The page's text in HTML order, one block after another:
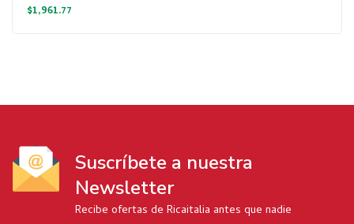
$1,961.77
Suscríbete a nuestra
Newsletter
Recibe ofertas de Ricaitalia antes que nadie